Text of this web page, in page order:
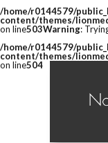
/home/r0144579/
content/themes/
on line503Warning:
/home/r0144579/
content/themes/
on line504